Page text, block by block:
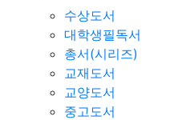
수상도서
대학생필독서
총서(시리즈)
교재도서
교양도서
중고도서